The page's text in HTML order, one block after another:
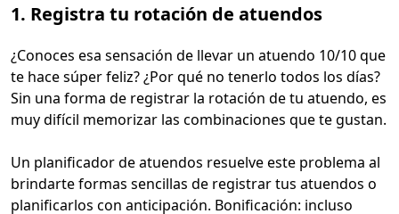
1. Registra tu rotación de atuendos
¿Conoces esa sensación de llevar un atuendo 10/10 que
te hace súper feliz? ¿Por qué no tenerlo todos los días?
Sin una forma de registrar la rotación de tu atuendo, es
muy difícil memorizar las combinaciones que te gustan.
Un planificador de atuendos resuelve este problema al
brindarte formas sencillas de registrar tus atuendos o
planificarlos con anticipación. Bonificación: incluso